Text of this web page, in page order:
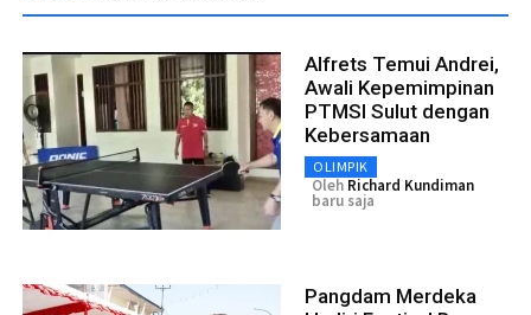
Alfrets Temui Andrei,
Awali Kepemimpinan
PTMSI Sulut dengan
Kebersamaan
OLIMPIK
Oleh Richard Kundiman
baru saja
Pangdam Merdeka